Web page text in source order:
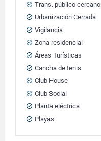
Trans. público cercano
Urbanización Cerrada
Vigilancia
Zona residencial
Áreas Turísticas
Cancha de tenis
Club House
Club Social
Planta eléctrica
Playas